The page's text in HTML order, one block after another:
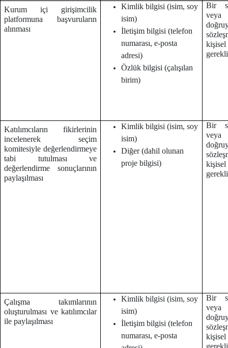
Kurum içi girişimcilik
platformuna başvuruların
alınması
Kimlik bilgisi (isim, soy
isim)
İletişim bilgisi (telefon
numarası, e-posta
adresi)
Özlük bilgisi (çalışılan
birim)
Bir
veya
Katılımcıların fikirlerinin
incelenerek seçim
komitesiyle değerlendirmeye
tabi tutulması ve
değerlendirme sonuçlarının
paylaşılması
Kimlik bilgisi (isim, soy
isim)
Diğer (dahil olunan
proje bilgisi)
Bir
veya
Çalışma takımlarının
oluşturulması ve katılımcılar
ile paylaşılması
Kimlik bilgisi (isim, soy
isim)
İletişim bilgisi (telefon
numarası, e-posta
Bir
veya